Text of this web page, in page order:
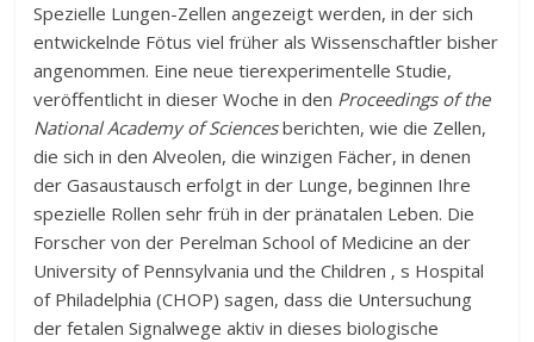
Spezielle Lungen-Zellen angezeigt werden, in der sich
entwickelnde Fötus viel früher als Wissenschaftler bisher
angenommen. Eine neue tierexperimentelle Studie,
veröffentlicht in dieser Woche in den Proceedings of the
National Academy of Sciencesberichten, wie die Zellen,
die sich in den Alveolen, die winzigen Fächer, in denen
der Gasaustausch erfolgt in der Lunge, beginnen Ihre
spezielle Rollen sehr früh in der pränatalen Leben. Die
Forscher von der Perelman School of Medicine an der
University of Pennsylvania und the Children ‚ s Hospital
of Philadelphia (CHOP) sagen, dass die Untersuchung
der fetalen Signalwege aktiv in dieses biologische